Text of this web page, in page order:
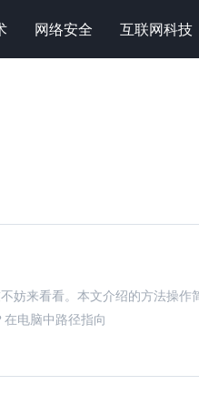
网络安全 互联网科技
妨来看看。本文介绍的方法操
电脑中路径指向